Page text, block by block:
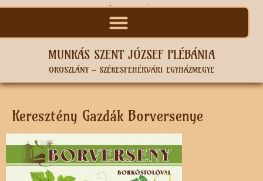
MUNKÁS SZENT JÓZSEF PLÉBÁNIA
OROSZLÁNY – SZÉKESFEHÉRVÁRI EGYHÁZMEGYE
Keresztény Gazdák Borversenye